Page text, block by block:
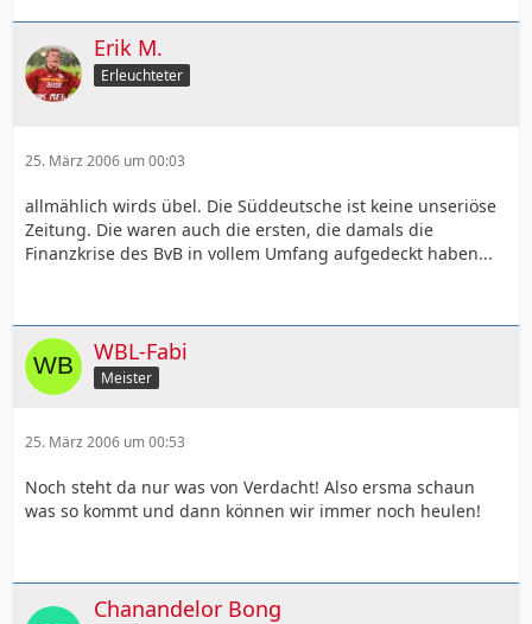
Erik M.
Erleuchteter
25. März 2006 um 00:03
allmählich wirds übel. Die Süddeutsche ist keine unseriöse
Zeitung. Die waren auch die ersten, die damals die
Finanzkrise des BvB in vollem Umfang aufgedeckt haben...
WBL-Fabi
Meister
25. März 2006 um 00:53
Noch steht da nur was von Verdacht! Also ersma schaun
was so kommt und dann können wir immer noch heulen!
Chanandelor Bong